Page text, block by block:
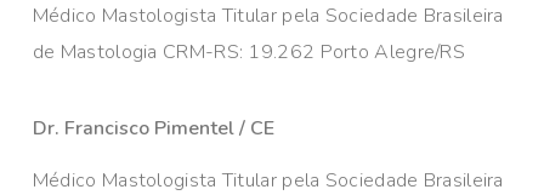
Médico Mastologista Titular pela Sociedade Brasileira
de Mastologia CRM-RS: 19.262 Porto Alegre/RS
Dr. Francisco Pimentel / CE
Médico Mastologista Titular pela Sociedade Brasileira